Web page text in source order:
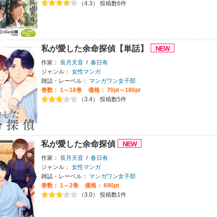
（4.3） 投稿数6件
私が愛した余命探偵【単話】
作家： 長月天音 / 春日有
ジャンル： 女性マンガ
雑誌・レーベル：
マンガワン女子部
巻数： 1～18巻
価格： 70pt～180pt
（3.4） 投稿数5件
私が愛した余命探偵
作家： 長月天音 / 春日有
ジャンル： 女性マンガ
雑誌・レーベル：
マンガワン女子部
巻数： 1～2巻
価格： 690pt
（3.0） 投稿数1件